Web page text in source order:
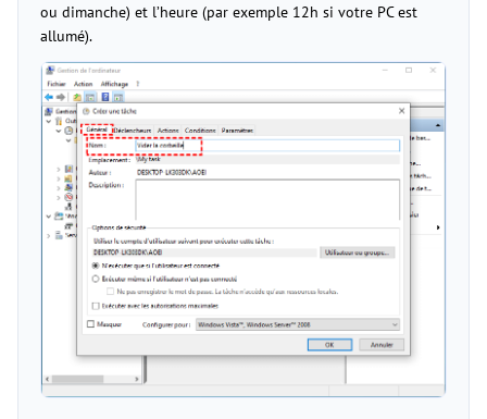
ou dimanche) et l’heure (par exemple 12h si votre PC est
allumé).